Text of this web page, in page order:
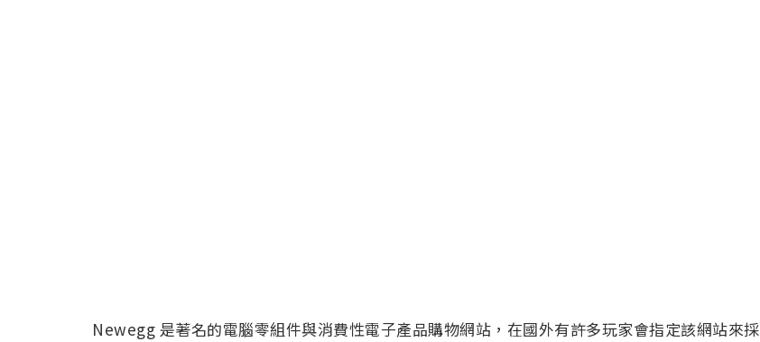
Newegg 是著名的電腦零組件與消費性電子產品購物網站，在國外有許多玩家會指定該網站來採